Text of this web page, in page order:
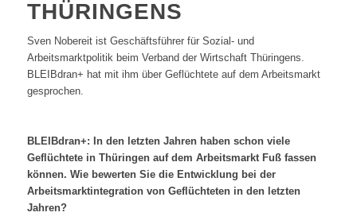
THÜRINGENS
Sven Nobereit ist Geschäftsführer für Sozial- und
Arbeitsmarktpolitik beim Verband der Wirtschaft Thüringens.
BLEIBdran+ hat mit ihm über Geflüchtete auf dem Arbeitsmarkt
gesprochen.
BLEIBdran+: In den letzten Jahren haben schon viele
Geflüchtete in Thüringen auf dem Arbeitsmarkt Fuß fassen
können. Wie bewerten Sie die Entwicklung bei der
Arbeitsmarktintegration von Geflüchteten in den letzten
Jahren?